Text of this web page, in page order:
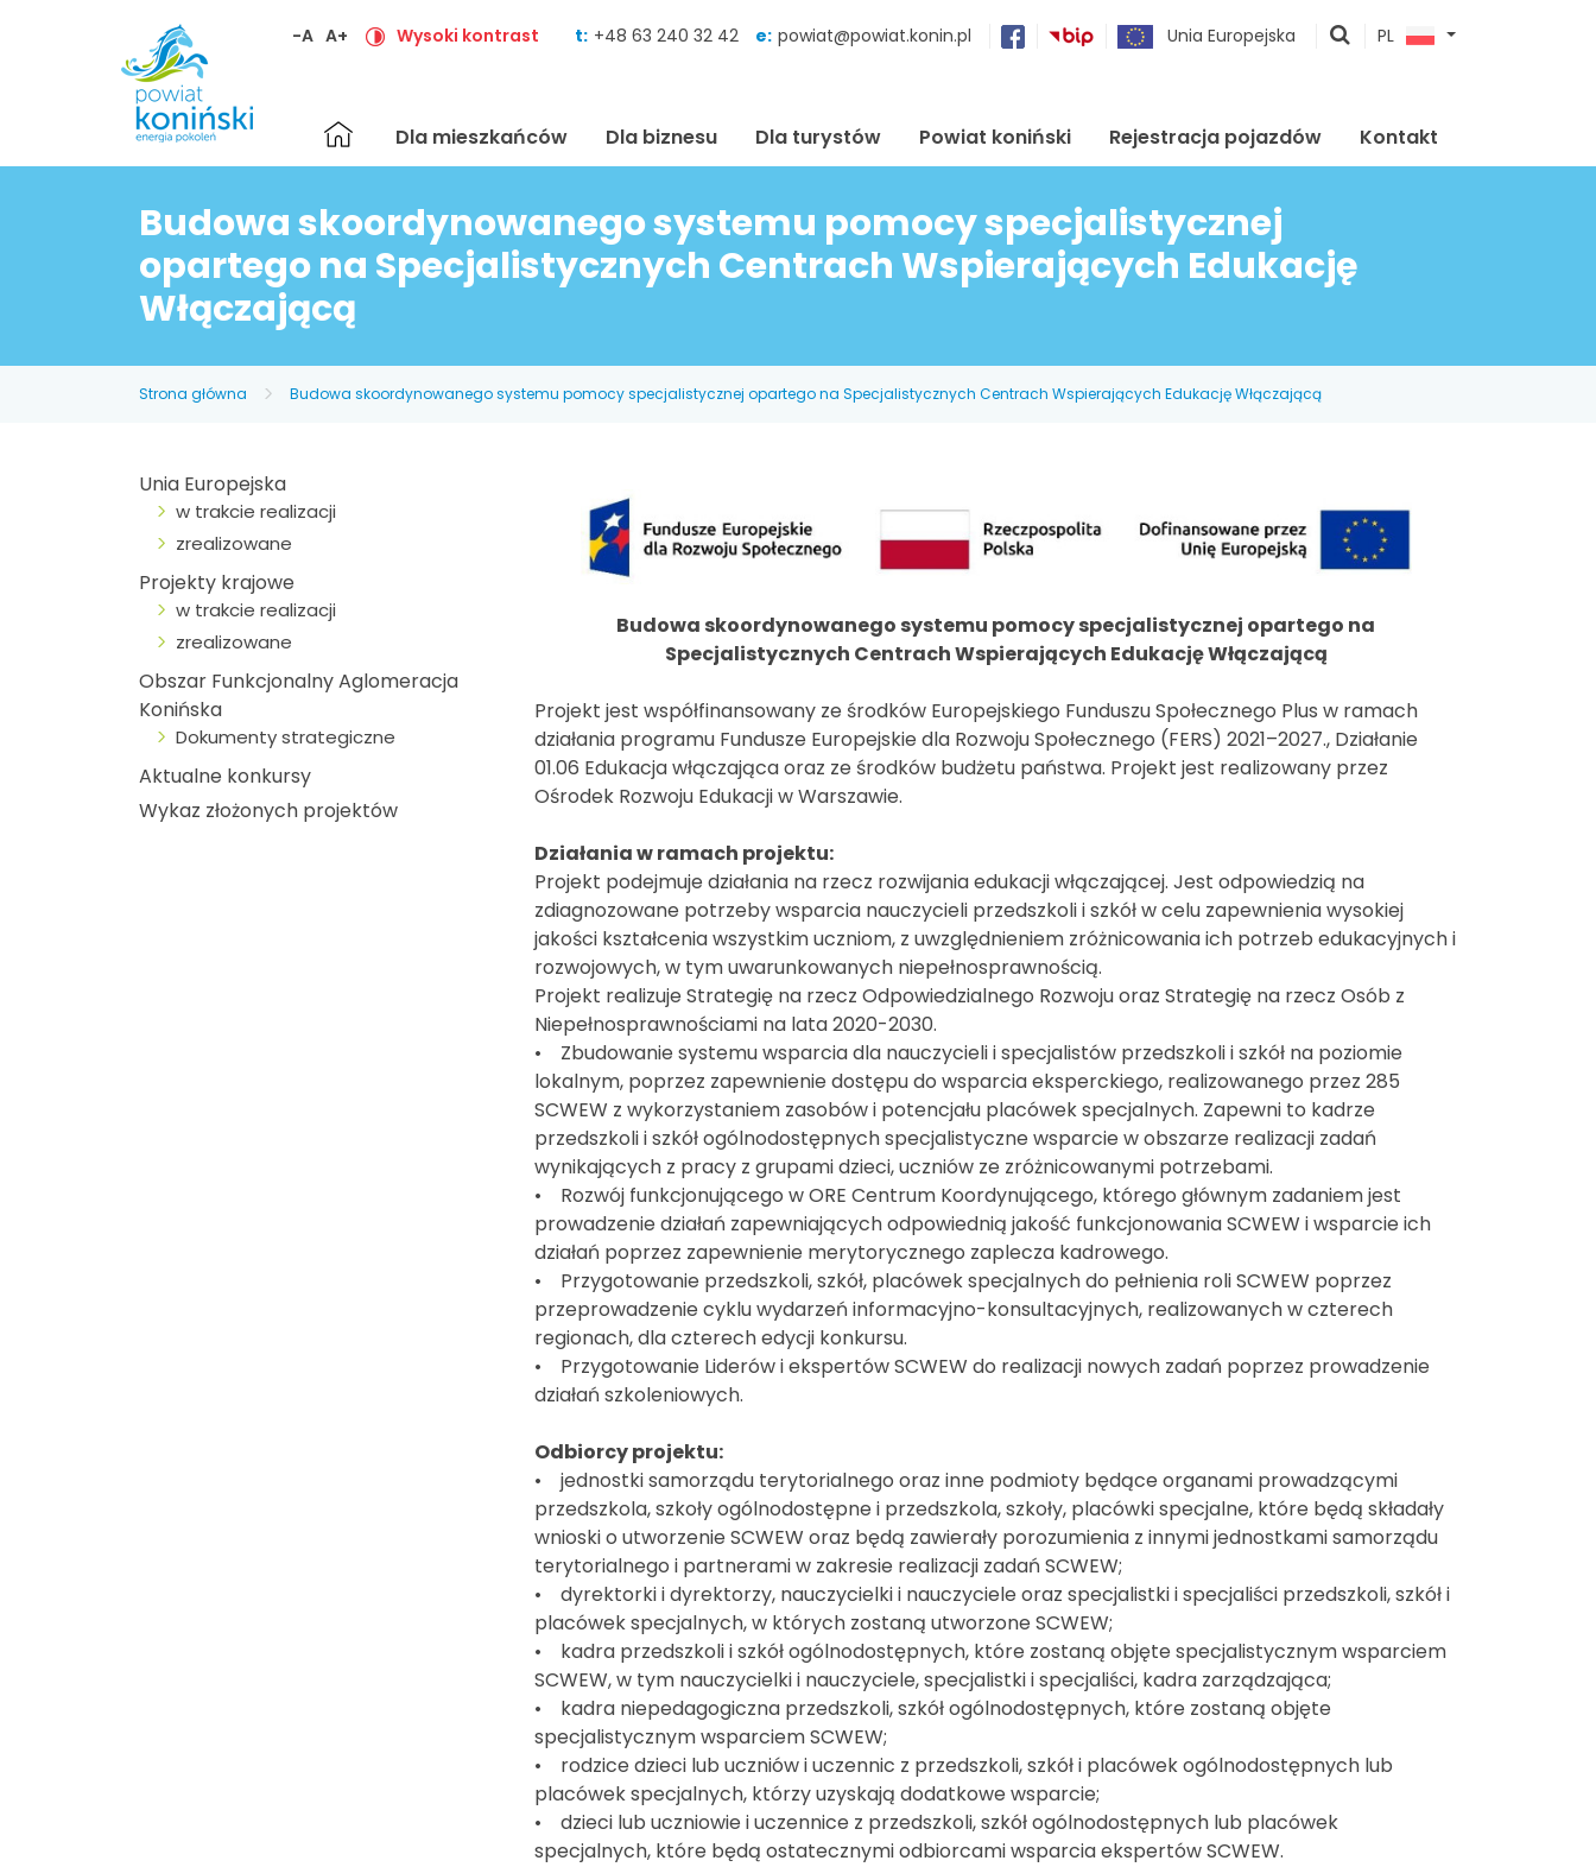
-A A+ Wysoki kontrast t: +48 63 240 32 42 e: powiat@powiat.konin.pl Unia Europejska
pokaż
PL
Strona
główna
Dla mieszkańców Dla biznesu Dla turystów Powiat koniński Rejestracja pojazdów Kontakt
Budowa skoordynowanego systemu pomocy specjalistycznej
opartego na Specjalistycznych Centrach Wspierających Edukację
Włączającą
Strona główna Budowa skoordynowanego systemu pomocy specjalistycznej opartego na Specjalistycznych Centrach Wspierających Edukację Włączającą
Unia Europejska
w trakcie realizacji
zrealizowane
Projekty krajowe
w trakcie realizacji
zrealizowane
Obszar Funkcjonalny Aglomeracja
Konińska
Dokumenty strategiczne
Aktualne konkursy
Wykaz złożonych projektów
Budowa skoordynowanego systemu pomocy specjalistycznej opartego na
Specjalistycznych Centrach Wspierających Edukację Włączającą
Projekt jest współfinansowany ze środków Europejskiego Funduszu Społecznego Plus w ramach
działania programu Fundusze Europejskie dla Rozwoju Społecznego (FERS) 2021–2027., Działanie
01.06 Edukacja włączająca oraz ze środków budżetu państwa. Projekt jest realizowany przez
Ośrodek Rozwoju Edukacji w Warszawie.
Działania w ramach projektu:
Projekt podejmuje działania na rzecz rozwijania edukacji włączającej. Jest odpowiedzią na
zdiagnozowane potrzeby wsparcia nauczycieli przedszkoli i szkół w celu zapewnienia wysokiej
jakości kształcenia wszystkim uczniom, z uwzględnieniem zróżnicowania ich potrzeb edukacyjnych i
rozwojowych, w tym uwarunkowanych niepełnosprawnością.
Projekt realizuje Strategię na rzecz Odpowiedzialnego Rozwoju oraz Strategię na rzecz Osób z
Niepełnosprawnościami na lata 2020-2030.
• Zbudowanie systemu wsparcia dla nauczycieli i specjalistów przedszkoli i szkół na poziomie
lokalnym, poprzez zapewnienie dostępu do wsparcia eksperckiego, realizowanego przez 285
SCWEW z wykorzystaniem zasobów i potencjału placówek specjalnych. Zapewni to kadrze
przedszkoli i szkół ogólnodostępnych specjalistyczne wsparcie w obszarze realizacji zadań
wynikających z pracy z grupami dzieci, uczniów ze zróżnicowanymi potrzebami.
• Rozwój funkcjonującego w ORE Centrum Koordynującego, którego głównym zadaniem jest
prowadzenie działań zapewniających odpowiednią jakość funkcjonowania SCWEW i wsparcie ich
działań poprzez zapewnienie merytorycznego zaplecza kadrowego.
• Przygotowanie przedszkoli, szkół, placówek specjalnych do pełnienia roli SCWEW poprzez
przeprowadzenie cyklu wydarzeń informacyjno-konsultacyjnych, realizowanych w czterech
regionach, dla czterech edycji konkursu.
• Przygotowanie Liderów i ekspertów SCWEW do realizacji nowych zadań poprzez prowadzenie
działań szkoleniowych.
Odbiorcy projektu:
• jednostki samorządu terytorialnego oraz inne podmioty będące organami prowadzącymi
przedszkola, szkoły ogólnodostępne i przedszkola, szkoły, placówki specjalne, które będą składały
wnioski o utworzenie SCWEW oraz będą zawierały porozumienia z innymi jednostkami samorządu
terytorialnego i partnerami w zakresie realizacji zadań SCWEW;
• dyrektorki i dyrektorzy, nauczycielki i nauczyciele oraz specjalistki i specjaliści przedszkoli, szkół i
placówek specjalnych, w których zostaną utworzone SCWEW;
• kadra przedszkoli i szkół ogólnodostępnych, które zostaną objęte specjalistycznym wsparciem
SCWEW, w tym nauczycielki i nauczyciele, specjalistki i specjaliści, kadra zarządzająca;
• kadra niepedagogiczna przedszkoli, szkół ogólnodostępnych, które zostaną objęte
specjalistycznym wsparciem SCWEW;
• rodzice dzieci lub uczniów i uczennic z przedszkoli, szkół i placówek ogólnodostępnych lub
placówek specjalnych, którzy uzyskają dodatkowe wsparcie;
• dzieci lub uczniowie i uczennice z przedszkoli, szkół ogólnodostępnych lub placówek
specjalnych, które będą ostatecznymi odbiorcami wsparcia ekspertów SCWEW.